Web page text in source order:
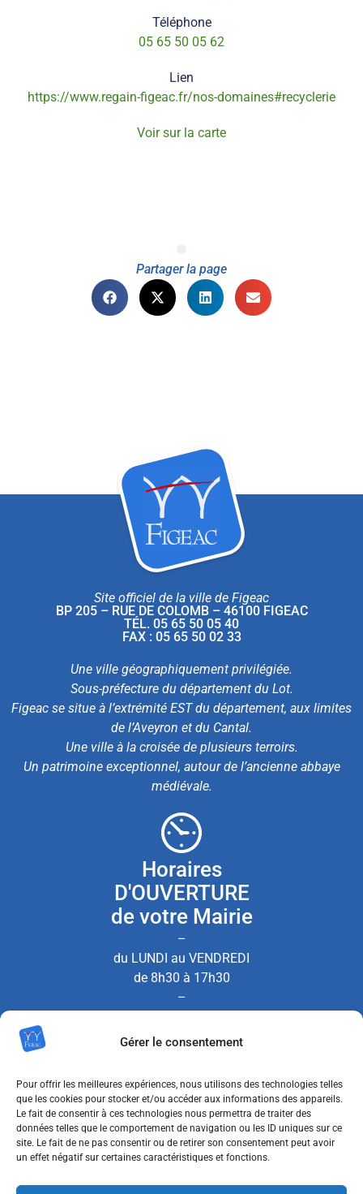
Gérer le consentement
Pour offrir les meilleures expériences, nous utilisons des technologies telles
que les cookies pour stocker et/ou accéder aux informations des appareils.
Le fait de consentir à ces technologies nous permettra de traiter des
données telles que le comportement de navigation ou les ID uniques sur ce
site. Le fait de ne pas consentir ou de retirer son consentement peut avoir
un effet négatif sur certaines caractéristiques et fonctions.
Téléphone
05 65 50 05 62
Lien
https://www.regain-figeac.fr/nos-domaines#recyclerie
Voir sur la carte
Partager la page
Site officiel de la ville de Figeac
BP 205 – RUE DE COLOMB – 46100 FIGEAC
TÉL. 05 65 50 05 40
FAX : 05 65 50 02 33
Une ville géographiquement privilégiée.
Sous-préfecture du département du Lot.
Figeac se situe à l’extrémité EST du département, aux limites
de l’Aveyron et du Cantal.
Une ville à la croisée de plusieurs terroirs.
Un patrimoine exceptionnel, autour de l’ancienne abbaye
médiévale.
Horaires
D'OUVERTURE
de votre Mairie
–
du LUNDI au VENDREDI
de 8h30 à 17h30
–
Nous contacter
MENTIONS LÉGALES